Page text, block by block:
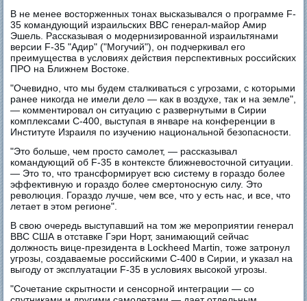
В не менее восторженных тонах высказывался о программе F-
35 командующий израильских ВВС генерал-майор Амир
Эшель. Рассказывая о модернизированной израильтянами
версии F-35 "Адир" ("Могучий"), он подчеркивал его
преимущества в условиях действия перспективных российских
ПРО на Ближнем Востоке.
"Очевидно, что мы будем сталкиваться с угрозами, с которыми
ранее никогда не имели дело — как в воздухе, так и на земле",
— комментировал он ситуацию с развернутыми в Сирии
комплексами С-400, выступая в январе на конференции в
Институте Израиля по изучению национальной безопасности.
"Это больше, чем просто самолет, — рассказывал
командующий об F-35 в контексте ближневосточной ситуации.
— Это то, что трансформирует всю систему в гораздо более
эффективную и гораздо более смертоносную силу. Это
революция. Гораздо лучше, чем все, что у есть нас, и все, что
летает в этом регионе".
В свою очередь выступавший на том же мероприятии генерал
ВВС США в отставке Гэри Норт, занимающий сейчас
должность вице-президента в Lockheed Martin, тоже затронул
угрозы, создаваемые российскими С-400 в Сирии, и указал на
выгоду от эксплуатации F-35 в условиях высокой угрозы.
"Сочетание скрытности и сенсорной интеграции — со